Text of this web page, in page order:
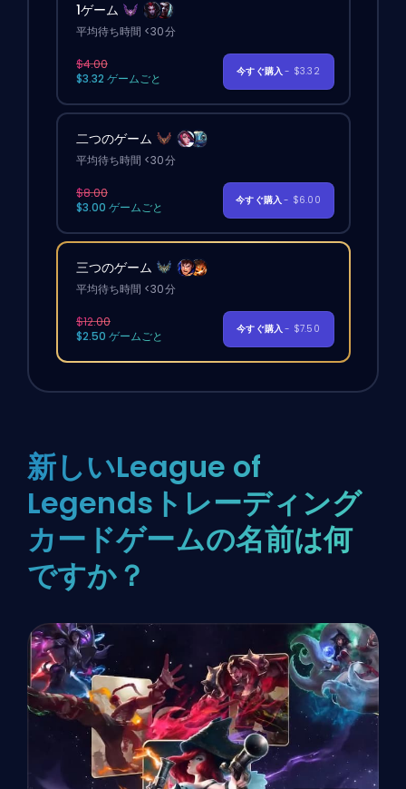
1ゲーム
平均待ち時間 <30分
$4.00
$3.32 ゲームごと
今すぐ購入- $3.32
二つのゲーム
平均待ち時間 <30分
$8.00
$3.00 ゲームごと
今すぐ購入- $6.00
三つのゲーム
平均待ち時間 <30分
$12.00
$2.50 ゲームごと
今すぐ購入- $7.50
新しいLeague of
Legendsトレーディング
カードゲームの名前は何
ですか？